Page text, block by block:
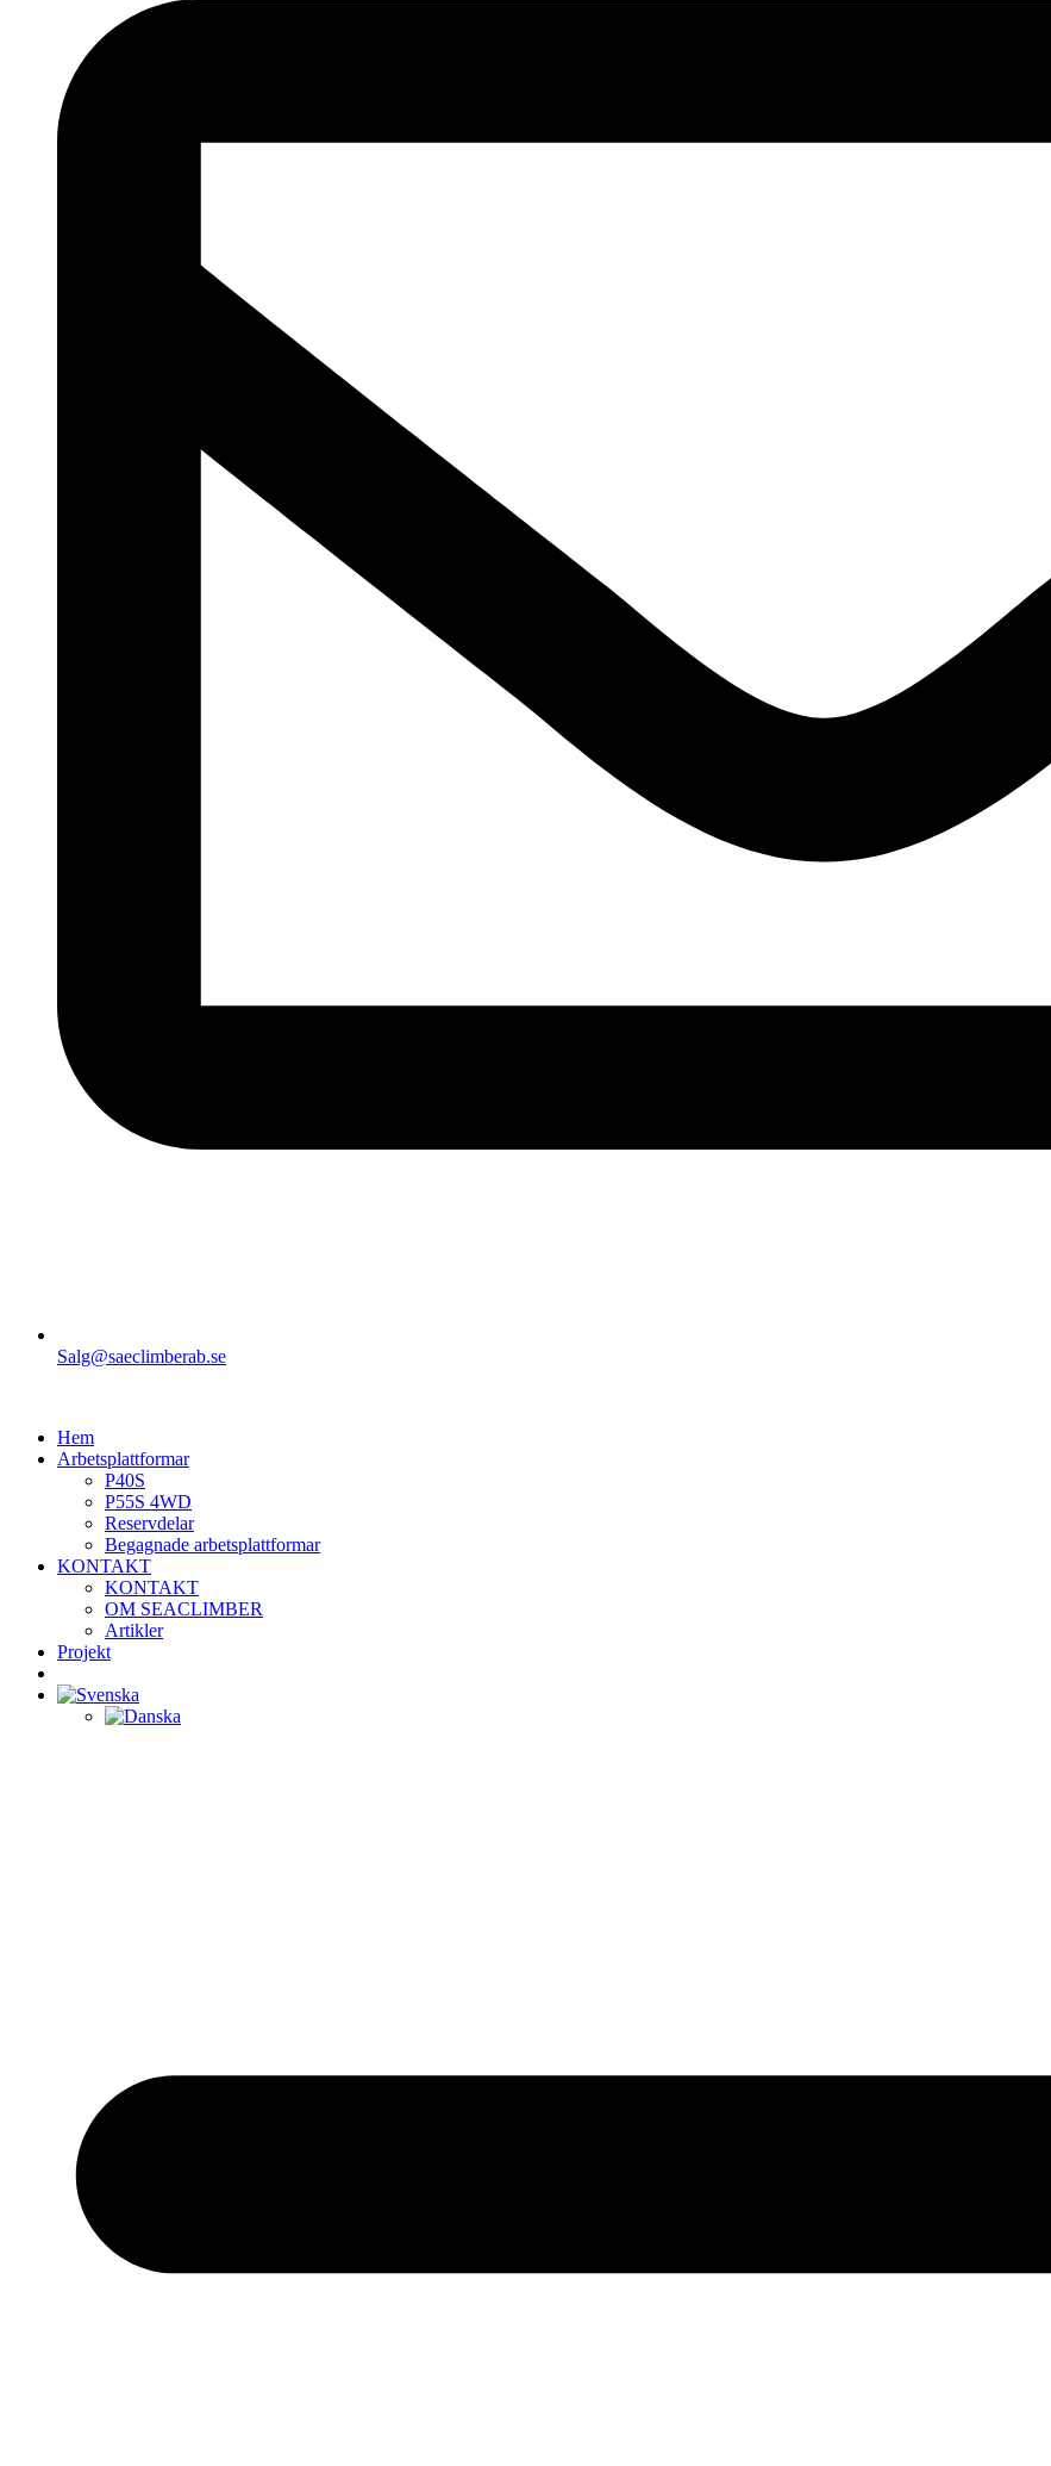
Salg@saeclimberab.se
Hem
Arbetsplattformar
P40S
P55S 4WD
Reservdelar
Begagnade arbetsplattformar
KONTAKT
KONTAKT
OM SEACLIMBER
Artikler
Projekt